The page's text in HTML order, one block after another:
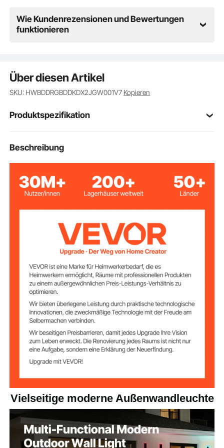
Wie Kundenrezensionen und Bewertungen
funktionieren
Über diesen Artikel
SKU: HWBDDRGBDDKDX2JGW001V7 Kopieren
Produktspezifikation
Artikelmodellnum
mer
Eingangsspannun
g/Frequenz
AC 90–265 V, 0,25 A, 50/60
Hz
DC 24 V = 1 A (0,5 A bei 50
°C)
10W
Lampenschirmlän
35–40 Zoll (39,4 Zoll/1000
mm)
Anzahl der Artikel 2 Stück
Einstellbare
Farbtemperatur
und Helligkeit
Ja
RGB-Effekte Ja
Farbtemperatur 2700K-6000K
Helligkeit 25–28 LM (Einzellampe)
Beschreibung
Vielseitige moderne Außenwandleuchte